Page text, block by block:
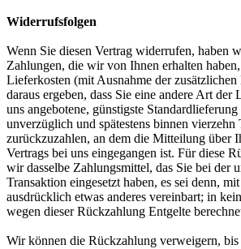
Widerrufsfolgen
Wenn Sie diesen Vertrag widerrufen, haben
Zahlungen, die wir von Ihnen erhalten
Lieferkosten (mit Ausnahme der zusätzlichen
daraus ergeben, dass Sie eine andere Art der
uns angebotene, günstigste
unverzüglich und spätestens binnen vierzehn
zurückzuzahlen, an dem die Mitteilung über
Vertrags bei uns eingegangen ist. Für diese
wir dasselbe Zahlungsmittel, das Sie bei der
Transaktion eingesetzt haben, es sei denn,
ausdrücklich etwas anderes vereinbart; in
wegen dieser Rückzahlung Entgelte
Wir können die Rückzahlung verweigern,